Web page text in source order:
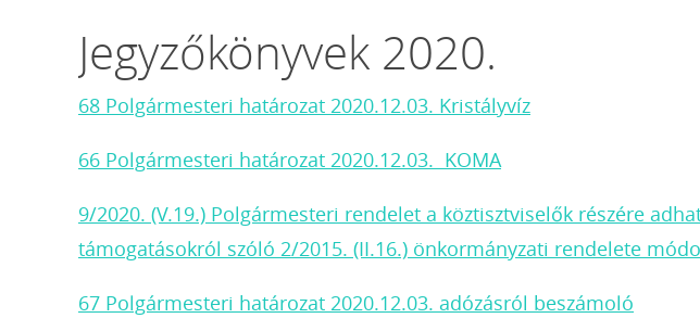
Jegyzőkönyvek 2020.
68 Polgármesteri határozat 2020.12.03. Kristályvíz
66 Polgármesteri határozat 2020.12.03. KOMA
9/2020. (V.19.) Polgármesteri rendelet a köztisztviselők részére
támogatásokról szóló 2/2015. (II.16.) önkormányzati rendelete
67 Polgármesteri határozat 2020.12.03. adózásról beszámoló